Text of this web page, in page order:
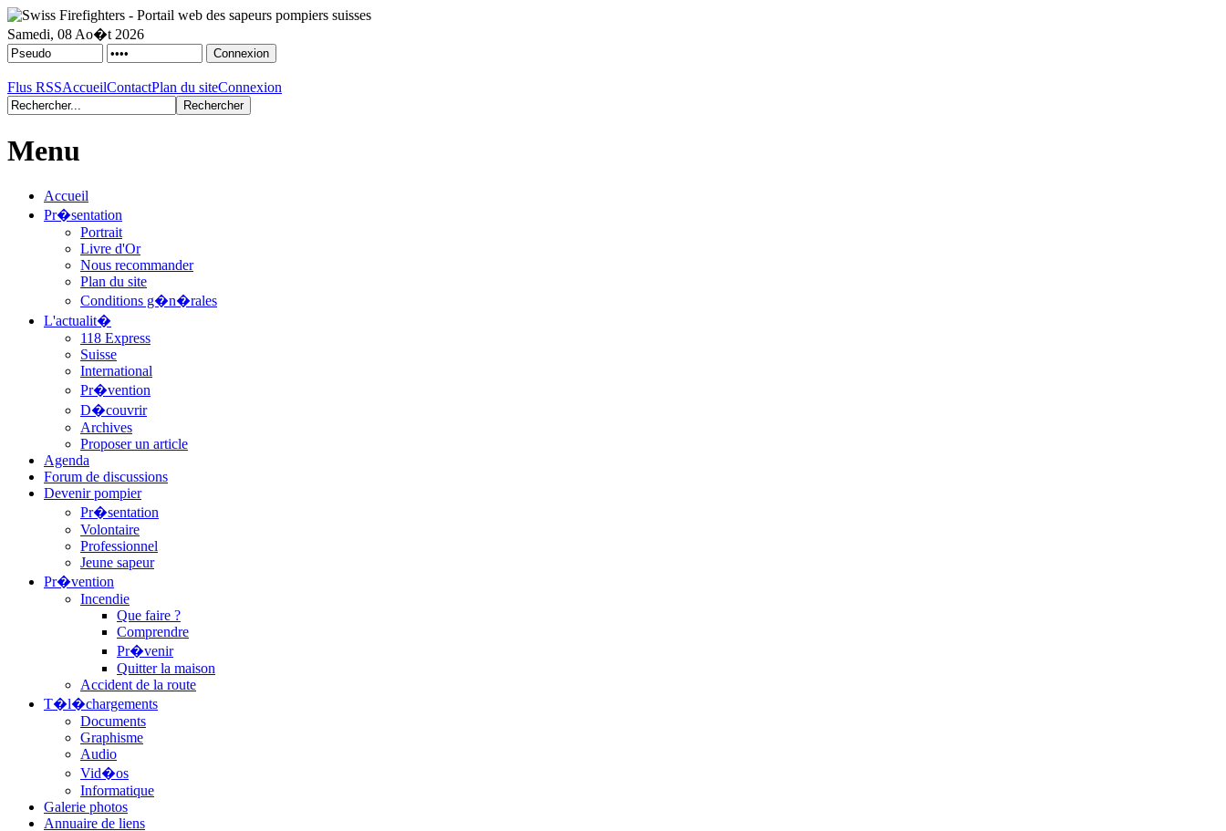
Samedi, 08 Ao�t 2026
Flus RSSAccueilContactPlan du siteConnexion
Menu
Accueil
Pr�sentation
Portrait
Livre d'Or
Nous recommander
Plan du site
Conditions g�n�rales
L'actualit�
118 Express
Suisse
International
Pr�vention
D�couvrir
Archives
Proposer un article
Agenda
Forum de discussions
Devenir pompier
Pr�sentation
Volontaire
Professionnel
Jeune sapeur
Pr�vention
Incendie
Que faire ?
Comprendre
Pr�venir
Quitter la maison
Accident de la route
T�l�chargements
Documents
Graphisme
Audio
Vid�os
Informatique
Galerie photos
Annuaire de liens